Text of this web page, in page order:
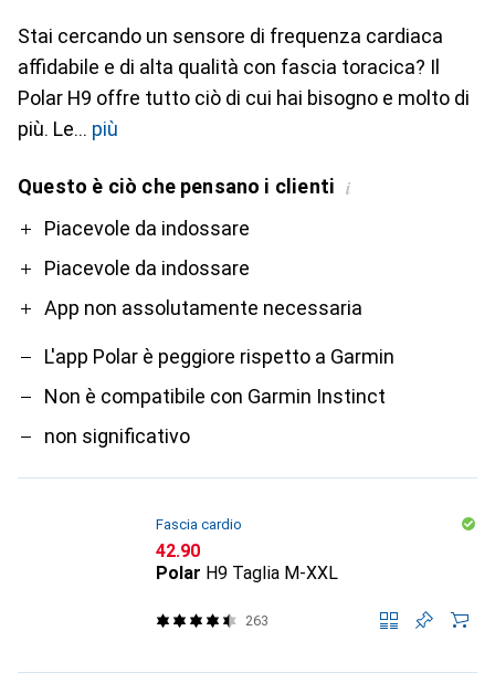
Stai cercando un sensore di frequenza cardiaca
affidabile e di alta qualità con fascia toracica? Il
Polar H9 offre tutto ciò di cui hai bisogno e molto di
più. Le
più
Questo è ciò che pensano i clienti i
ProPiacevole da indossare
Piacevole da indossare
App non assolutamente necessaria
Contro
L'app Polar è peggiore rispetto a Garmin
Non è compatibile con Garmin Instinct
non significativo
Fascia cardio
CHF
42.90
Polar H9 Taglia M-XXL
263